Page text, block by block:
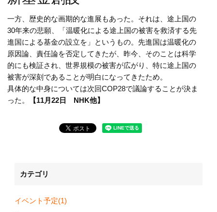
一方、歴史的な画期的な進展もあった。それは、途上国の
30年来の悲願、「温暖化による途上国の被害を救済する先
進国による基金の設立を」というもの。先進国は温暖化の
原因論、責任論を否定してきたが、昨今、そのことは科学
的にも検証され、世界規模の被害が広がり、特に途上国の
被害が深刻であることが明白になってきたため。
具体的な中身については次回COP28で議論することが決ま
った。
【11月22日 NHK他】
カテゴリ
イベント予定(1)